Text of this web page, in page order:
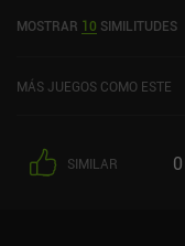
mayo de 2024 y tiene
MOSTRAR 10 SIMILITUDES
MÁS JUEGOS COMO ESTE
SIMILAR 0